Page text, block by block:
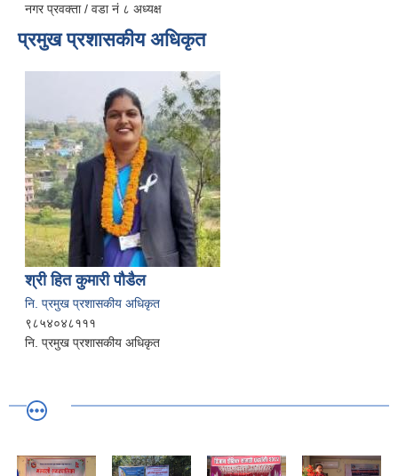
नगर प्रवक्ता / वडा नं ८ अध्यक्ष
प्रमुख प्रशासकीय अधिकृत
श्री हित कुमारी पौडैल
नि. प्रमुख प्रशासकीय अधिकृत
९८५४०४८१११
नि. प्रमुख प्रशासकीय अधिकृत